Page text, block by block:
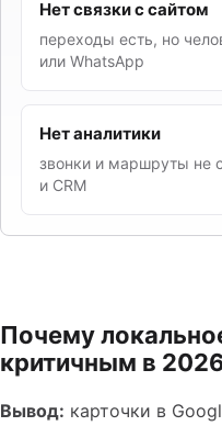
Нет связки с сайтом
переходы есть, но
или WhatsApp
Нет аналитики
звонки и маршруты не
и CRM
Почему
критичным в
Вывод: карточки в